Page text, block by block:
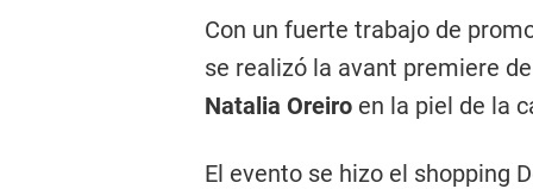
Con un fuerte trabajo de
se realizó la avant premiere
Natalia Oreiro en la piel de la
El evento se hizo el shopping